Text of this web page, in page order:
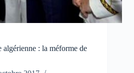
: la méforme de